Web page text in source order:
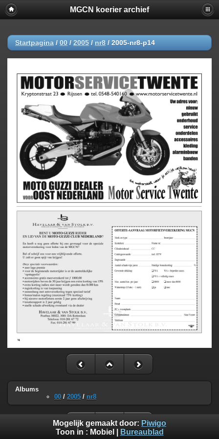
MGCN koerier archief
Startpagina / 00 / 2005 / nr8 / 2005-nr8-p14
Albums
00 / 2005 / nr8
Mogelijk gemaakt door: Piwigo
Toon in : Mobiel Bureaublad